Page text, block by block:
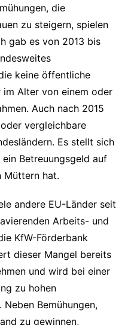
die
zu steigern, spielen
gab es von 2013 bis
keine öffentliche
Alter von einem oder
Auch nach 2015
vergleichbare
Es stellt sich
Betreuungsgeld auf
Müttern hat.
andere EU-Länder seit
Arbeits- und
KfW-Förderbank
dieser Mangel bereits
und wird bei einer
zu hohen
Bemühungen,
zu gewinnen,